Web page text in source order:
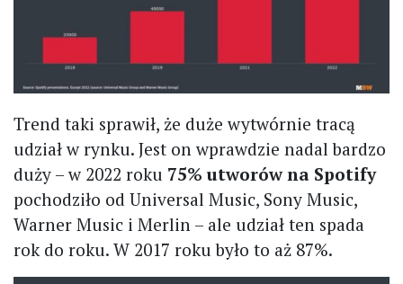
Trend taki sprawił, że duże wytwórnie tracą
udział w rynku. Jest on wprawdzie nadal bardzo
duży – w 2022 roku 75% utworów na Spotify
pochodziło od Universal Music, Sony Music,
Warner Music i Merlin – ale udział ten spada
rok do roku. W 2017 roku było to aż 87%.